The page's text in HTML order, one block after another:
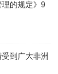
理的规定》9
到广大非洲